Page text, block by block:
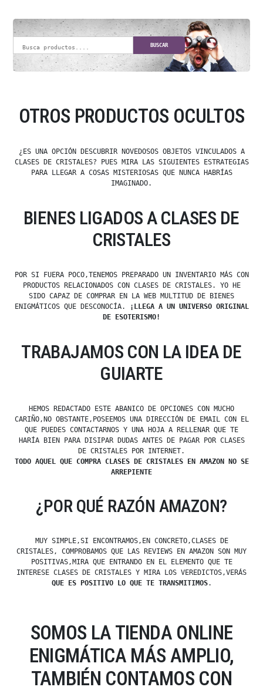
BUSCAR
OTROS PRODUCTOS OCULTOS
¿ES UNA OPCIÓN DESCUBRIR NOVEDOSOS OBJETOS VINCULADOS A
CLASES DE CRISTALES? PUES MIRA LAS SIGUIENTES ESTRATEGIAS
PARA LLEGAR A COSAS MISTERIOSAS QUE NUNCA HABRÍAS
IMAGINADO.
BIENES LIGADOS A CLASES DE
CRISTALES
POR SI FUERA POCO,TENEMOS PREPARADO UN INVENTARIO MÁS CON
PRODUCTOS RELACIONADOS CON CLASES DE CRISTALES. YO HE
SIDO CAPAZ DE COMPRAR EN LA WEB MULTITUD DE BIENES
ENIGMÁTICOS QUE DESCONOCÍA.
¡LLEGA A UN UNIVERSO ORIGINAL
DE ESOTERISMO!
TRABAJAMOS CON LA IDEA DE
GUIARTE
HEMOS REDACTADO ESTE ABANICO DE OPCIONES CON MUCHO
CARIÑO,NO OBSTANTE,POSEEMOS UNA DIRECCIÓN DE EMAIL CON EL
QUE PUEDES CONTACTARNOS Y UNA HOJA A RELLENAR QUE TE
HARÍA BIEN PARA DISIPAR DUDAS ANTES DE PAGAR POR CLASES
DE CRISTALES POR INTERNET.
TODO AQUEL QUE COMPRA CLASES DE CRISTALES EN AMAZON NO SE
ARREPIENTE
¿POR QUÉ RAZÓN AMAZON?
MUY SIMPLE,SI ENCONTRAMOS,EN CONCRETO,CLASES DE
CRISTALES, COMPROBAMOS QUE LAS REVIEWS EN AMAZON SON MUY
POSITIVAS,MIRA QUE ENTRANDO EN EL ELEMENTO QUE TE
INTERESE CLASES DE CRISTALES Y MIRA LOS VEREDICTOS,VERÁS
QUE ES POSITIVO LO QUE TE TRANSMITIMOS.
SOMOS LA TIENDA ONLINE
ENIGMÁTICA MÁS AMPLIO,
TAMBIÉN CONTAMOS CON